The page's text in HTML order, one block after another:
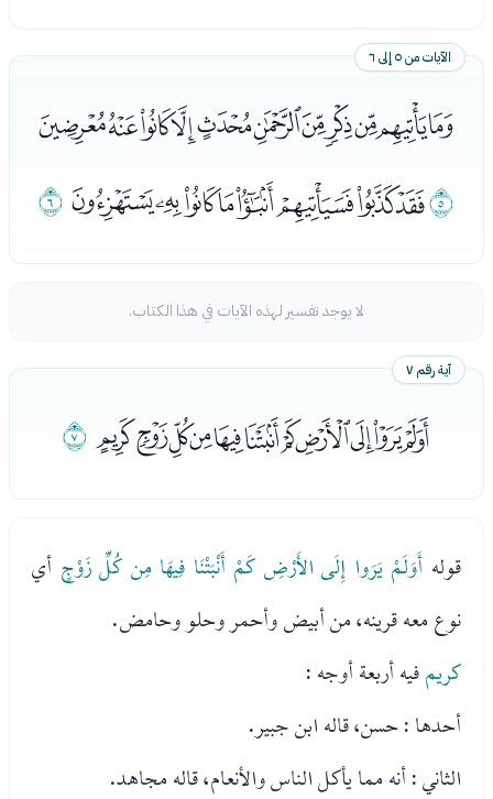
الآيات من ٥ إلى ٦
ﭫﭬﭭﭮﭯﭰﭱﭲﭳﭴﭵ
ﭶﭷﭸﭹﭺﭻﭼﭽﭾﭿ
لا يوجد تفسير لهذه الآيات في هذا الكتاب.
آية رقم ٧
ﮀﮁﮂﮃﮄﮅﮆﮇﮈﮉﮊﮋ
قوله أَوَلَمْ يَرَوا إِلَى الأَرْضِ كَمْ أَنْبَتْنَا فِيهَا مِن كُلِّ زَوْجٍ أي
نوع معه قرينه، من أبيض وأحمر وحلو وحامض.
كريمفيه أربعة أوجه :
أحدها : حسن، قاله ابن جبير.
الثاني : أنه مما يأكل الناس والأنعام، قاله مجاهد.